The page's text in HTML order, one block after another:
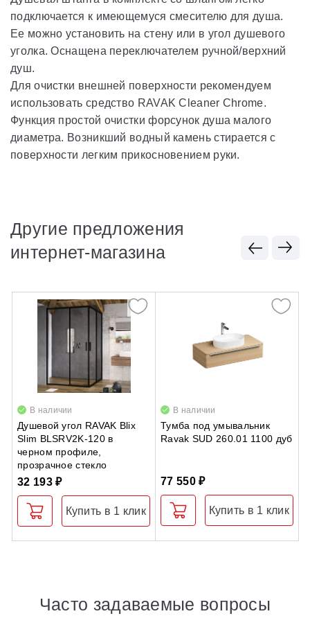
подключается к имеющемуся смесителю для душа.
Ее можно установить на стену или в угол душевого
уголка. Оснащена переключателем ручной/верхний
душ.
Для очистки внешней поверхности рекомендуем
использовать средство RAVAK Cleaner Chrome.
Функция простой очистки форсунок душа малого
диаметра. Возникший водный камень стирается с
поверхности легким прикосновением руки.
Другие предложения
интернет-магазина
В наличии
Душевой угол RAVAK Blix
Slim BLSRV2K-120 в
черном профиле,
прозрачное стекло
32 193 ₽
Купить в 1 клик
В наличии
Тумба под умывальник
Ravak SUD 260.01 1100 дуб
77 550 ₽
Купить в 1 клик
Часто задаваемые вопросы